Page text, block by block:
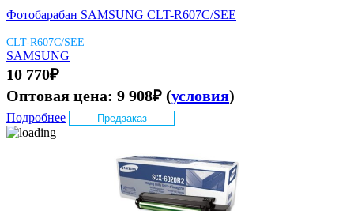
Фотобарабан SAMSUNG CLT-R607C/SEE
CLT-R607C/SEE
SAMSUNG
10 770₽
Оптовая цена: 9 908₽ (условия)
Подробнее Предзаказ